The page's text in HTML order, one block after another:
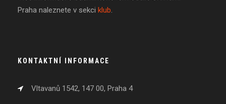
Praha naleznete v sekci klub.
KONTAKTNÍ INFORMACE
Vltavanů 1542, 147 00, Praha 4